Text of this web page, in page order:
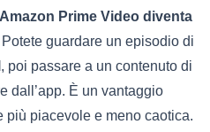
Amazon Prime Video diventa
Potete guardare un episodio di
, poi passare a un contenuto di
dall’app. È un vantaggio
più piacevole e meno caotica.